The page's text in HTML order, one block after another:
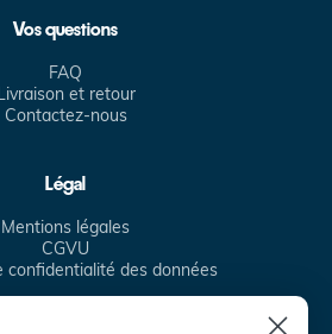
Vos questions
FAQ
et retour
Contactez-nous
Légal
Mentions légales
CGVU
confidentialité des données